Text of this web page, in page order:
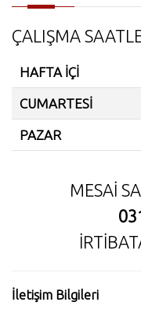
ÇALIŞMA
HAFTA İÇİ
CUMARTESİ
PAZAR
MESAİ
İletişim Bilgileri